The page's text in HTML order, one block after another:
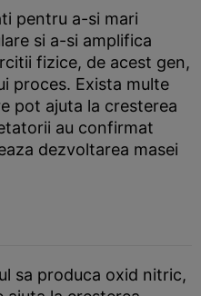
pentru a-si mari
si a-si amplifica
fizice, de acest gen,
proces. Exista multe
pot ajuta la cresterea
au confirmat
dezvoltarea masei
sa produca oxid nitric,